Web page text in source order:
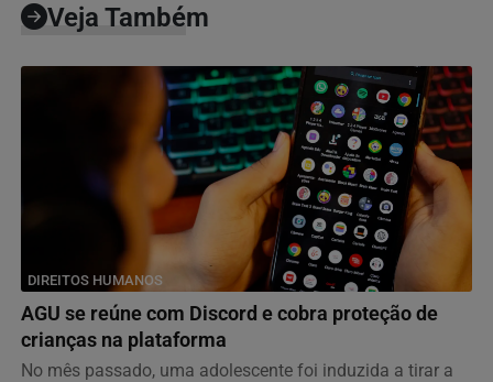
Veja Também
DIREITOS HUMANOS
AGU se reúne com Discord e cobra proteção de
crianças na plataforma
No mês passado, uma adolescente foi induzida a tirar a